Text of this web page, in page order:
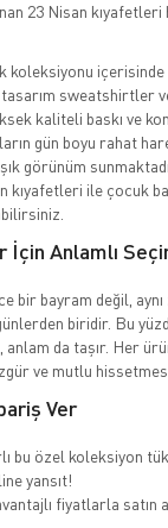
23 Nisan kıyafetleri
koleksiyonu içerisinde
sweatshirtler
kaliteli baskı ve
gün boyu rahat
görünüm
kıyafetleri ile çocuk
İçin Anlamlı
bir bayram değil,
biridir. Bu
anlam da taşır. Her
ve mutlu
Ver
bu özel koleksiyon
yansıt!
fiyatlarla satın